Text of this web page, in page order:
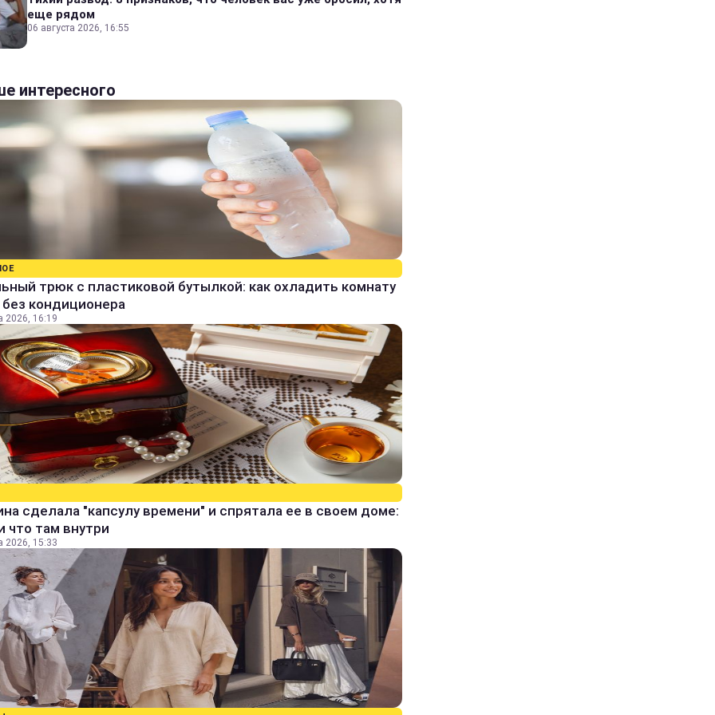
еще рядом
06 августа 2026, 16:55
интересного
трюк с пластиковой бутылкой: как охладить комнату
кондиционера
2026, 16:19
сделала "капсулу времени" и спрятала ее в своем доме:
что там внутри
2026, 15:33